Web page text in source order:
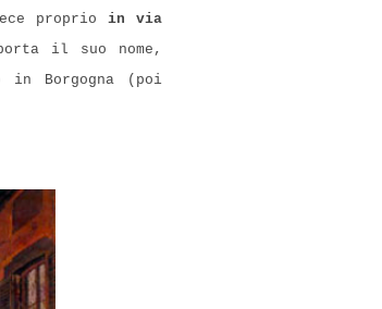
proprio in via
il suo nome,
in Borgogna (poi